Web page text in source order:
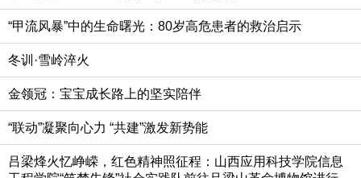
“甲流风暴”中的生命曙光：80岁高危患者的救治启示
冬训·雪岭淬火
金领冠：宝宝成长路上的坚实陪伴
“联动”凝聚向心力 “共建”激发新势能
吕梁烽火忆峥嵘，红色精神照征程：山西应用科技学院信息